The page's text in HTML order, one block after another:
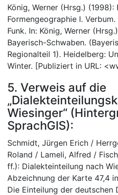
König, Werner (Hrsg.) (1998):
Formengeographie I.
Funk. In: König, Werner
Bayerisch-Schwaben.
Regionalteil 1). Heidelberg:
Winter. [Publiziert in URL:
5. Verweis auf die
Wiesinger“
SprachGIS):
Schmidt, Jürgen Erich /
Roland / Lameli, Alfred /
ff.): Dialekteinteilung nach
Abzeichnung der Karte 47,4
Die Einteilung der deutschen